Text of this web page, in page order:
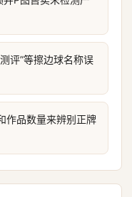
评”等擦边球名称误
作品数量来辨别正牌